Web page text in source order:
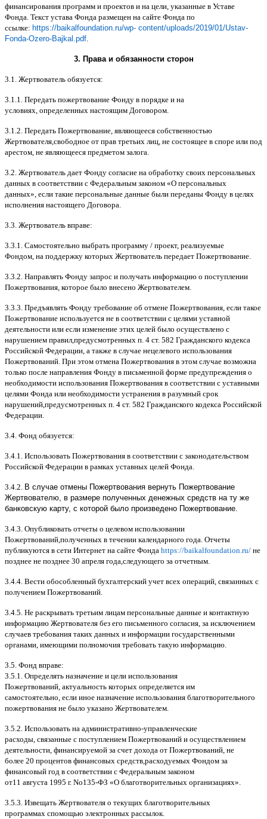
финансирования программ и проектов и на цели, указанные в Уставе
Фонда. Текст устава Фонда размещен на сайте Фонда по
ссылке: https://baikalfoundation.ru/wp- content/uploads/2019/01/Ustav-
Fonda-Ozero-Bajkal.pdf.
3. Права и обязанности сторон
3.1. Жертвователь обязуется:
3.1.1. Передать пожертвование Фонду в порядке и на
условиях, определенных настоящим Договором.
3.1.2. Передать Пожертвование, являющееся собственностью
Жертвователя,свободное от прав третьих лиц, не состоящее в споре или под
арестом, не являющееся предметом залога.
3.2. Жертвователь дает Фонду согласие на обработку своих персональных
данных в соответствии с Федеральным законом «О персональных
данных», если такие персональные данные были переданы Фонду в целях
исполнения настоящего Договора.
3.3. Жертвователь вправе:
3.3.1. Самостоятельно выбрать программу / проект, реализуемые
Фондом, на поддержку которых Жертвователь передает Пожертвование.
3.3.2. Направлять Фонду запрос и получать информацию о поступлении
Пожертвования, которое было внесено Жертвователем.
3.3.3. Предъявлять Фонду требование об отмене Пожертвования, если такое
Пожертвование используется не в соответствии с целями уставной
деятельности или если изменение этих целей было осуществлено с
нарушением правил,предусмотренных п. 4 ст. 582 Гражданского кодекса
Российской Федерации, а также в случае нецелевого использования
Пожертвований. При этом отмена Пожертвования в этом случае возможна
только после направления Фонду в письменной форме предупреждения о
необходимости использования Пожертвования в соответствии с уставными
целями Фонда или необходимости устранения в разумный срок
нарушений,предусмотренных п. 4 ст. 582 Гражданского кодекса Российской
Федерации.
3.4. Фонд обязуется:
3.4.1. Использовать Пожертвования в соответствии с законодательством
Российской Федерации в рамках уставных целей Фонда.
3.4.2. В случае отмены Пожертвования вернуть Пожертвование
Жертвователю, в размере полученных денежных средств на ту же
банковскую карту, с которой было произведено Пожертвование.
3.4.3. Опубликовать отчеты о целевом использовании
Пожертвований,полученных в течении календарного года. Отчеты
публикуются в сети Интернет на сайте Фонда https://baikalfoundation.ru/ не
позднее не позднее 30 апреля года,следующего за отчетным.
3.4.4. Вести обособленный бухгалтерский учет всех операций, связанных с
получением Пожертвований.
3.4.5. Не раскрывать третьим лицам персональные данные и контактную
информацию Жертвователя без его письменного согласия, за исключением
случаев требования таких данных и информации государственными
органами, имеющими полномочия требовать такую информацию.
3.5. Фонд вправе:
3.5.1. Определять назначение и цели использования
Пожертвований, актуальность которых определяется им
самостоятельно, если иное назначение использования благотворительного
пожертвования не было указано Жертвователем.
3.5.2. Использовать на административно-управленческие
расходы, связанные с поступлением Пожертвований и осуществлением
деятельности, финансируемой за счет дохода от Пожертвований, не
более 20 процентов финансовых средств,расходуемых Фондом за
финансовый год в соответствии с Федеральным законом
от11 августа 1995 г. No135-ФЗ «О благотворительных организациях».
3.5.3. Извещать Жертвователя o текущих благотворительных
программах cпомощью электронных рассылок.